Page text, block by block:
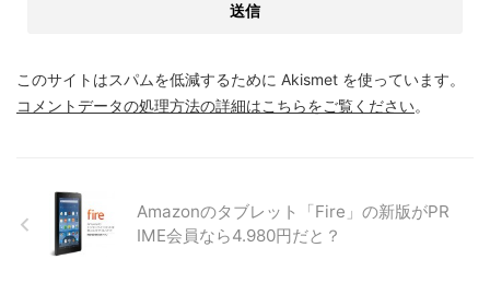
このサイトはスパムを低減するために Akismet を使っています。
コメントデータの処理方法の詳細はこちらをご覧ください。
Amazonのタブレット「Fire」の新版がPR
IME会員なら4.980円だと？